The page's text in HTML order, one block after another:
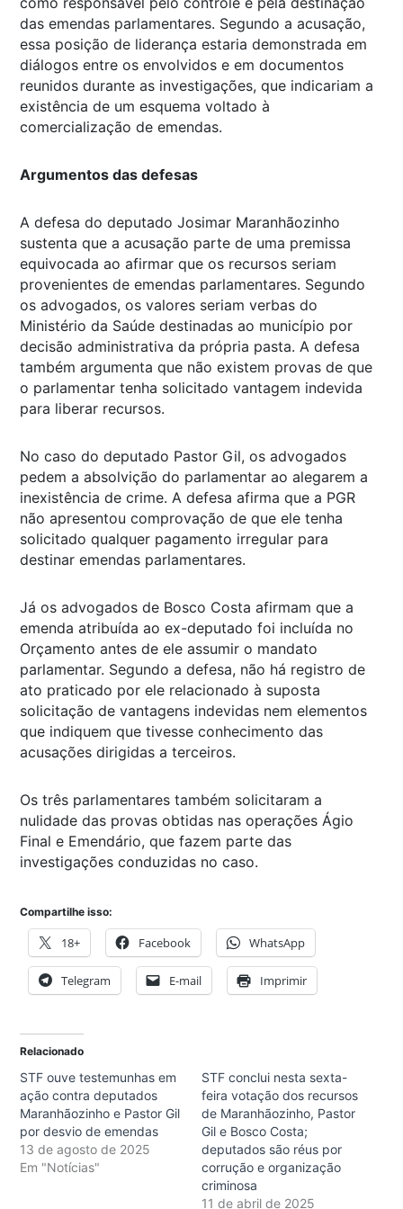
das emendas parlamentares. Segundo a acusação,
essa posição de liderança estaria demonstrada em
diálogos entre os envolvidos e em documentos
reunidos durante as investigações, que indicariam a
existência de um esquema voltado à
comercialização de emendas.
Argumentos das defesas
A defesa do deputado Josimar Maranhãozinho
sustenta que a acusação parte de uma premissa
equivocada ao afirmar que os recursos seriam
provenientes de emendas parlamentares. Segundo
os advogados, os valores seriam verbas do
Ministério da Saúde destinadas ao município por
decisão administrativa da própria pasta. A defesa
também argumenta que não existem provas de que
o parlamentar tenha solicitado vantagem indevida
para liberar recursos.
No caso do deputado Pastor Gil, os advogados
pedem a absolvição do parlamentar ao alegarem a
inexistência de crime. A defesa afirma que a PGR
não apresentou comprovação de que ele tenha
solicitado qualquer pagamento irregular para
destinar emendas parlamentares.
Já os advogados de Bosco Costa afirmam que a
emenda atribuída ao ex-deputado foi incluída no
Orçamento antes de ele assumir o mandato
parlamentar. Segundo a defesa, não há registro de
ato praticado por ele relacionado à suposta
solicitação de vantagens indevidas nem elementos
que indiquem que tivesse conhecimento das
acusações dirigidas a terceiros.
Os três parlamentares também solicitaram a
nulidade das provas obtidas nas operações Ágio
Final e Emendário, que fazem parte das
investigações conduzidas no caso.
Compartilhe isso:
18+ Facebook WhatsApp
Telegram E-mail Imprimir
Relacionado
STF ouve testemunhas em
ação contra deputados
Maranhãozinho e Pastor Gil
por desvio de emendas
13 de agosto de 2025
Em "Notícias"
STF conclui nesta sexta-
feira votação dos recursos
de Maranhãozinho, Pastor
Gil e Bosco Costa;
deputados são réus por
corrução e organização
criminosa
11 de abril de 2025